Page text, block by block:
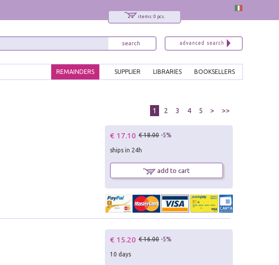
items: 0 pcs.
BOOKSELLERS
LIBRARIES
SUPPLIER
REMAINDERS
1 2 3 4 5 > >>
€ 17.10 € 18.00 -5%
ships in 24h
add to cart
€ 15.20 € 16.00 -5%
10 days